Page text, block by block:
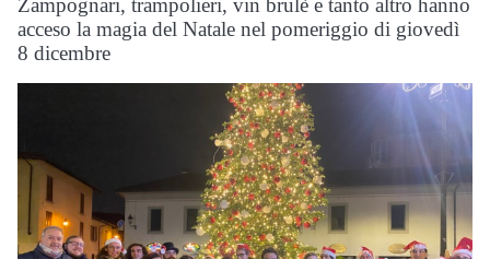
Zampognari, trampolieri, vin brulè e tanto altro hanno
acceso la magia del Natale nel pomeriggio di giovedì
8 dicembre